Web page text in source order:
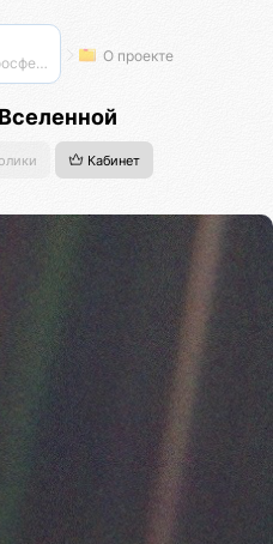
Cимулятор ноосферы О проекте
Кабинет